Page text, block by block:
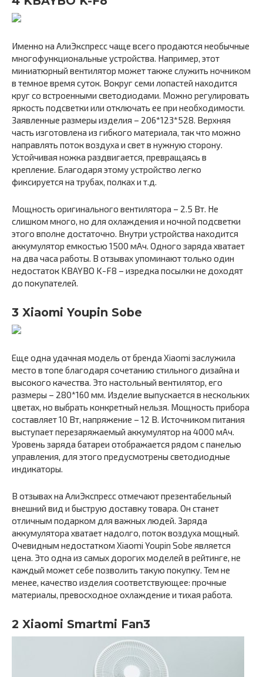
Именно на АлиЭкспресс чаще всего продаются необычные
многофункциональные устройства. Например, этот
миниатюрный вентилятор может также служить ночником
в темное время суток. Вокруг семи лопастей находится
круг со встроенными светодиодами. Можно регулировать
яркость подсветки или отключать ее при необходимости.
Заявленные размеры изделия – 206*123*528. Верхняя
часть изготовлена из гибкого материала, так что можно
направлять поток воздуха и свет в нужную сторону.
Устойчивая ножка раздвигается, превращаясь в
крепление. Благодаря этому устройство легко
фиксируется на трубах, полках и т.д.
Мощность оригинального вентилятора – 2.5 Вт. Не
слишком много, но для охлаждения и ночной подсветки
этого вполне достаточно. Внутри устройства находится
аккумулятор емкостью 1500 мАч. Одного заряда хватает
на два часа работы. В отзывах упоминают только один
недостаток KBAYBO K-F8 – изредка посылки не доходят
до покупателей.
3 Xiaomi Youpin Sobe
Еще одна удачная модель от бренда Xiaomi заслужила
место в топе благодаря сочетанию стильного дизайна и
высокого качества. Это настольный вентилятор, его
размеры – 280*160 мм. Изделие выпускается в нескольких
цветах, но выбрать конкретный нельзя. Мощность прибора
составляет 10 Вт, напряжение – 12 В. Источником питания
выступает перезаряжаемый аккумулятор на 4000 мАч.
Уровень заряда батареи отображается рядом с панелью
управления, для этого предусмотрены светодиодные
индикаторы.
В отзывах на АлиЭкспресс отмечают презентабельный
внешний вид и быструю доставку товара. Он станет
отличным подарком для важных людей. Заряда
аккумулятора хватает надолго, поток воздуха мощный.
Очевидным недостатком Xiaomi Youpin Sobe является
цена. Это одна из самых дорогих моделей в рейтинге, не
каждый может себе позволить такую покупку. Тем не
менее, качество изделия соответствующее: прочные
материалы, превосходное охлаждение и тихая работа.
2 Xiaomi Smartmi Fan3